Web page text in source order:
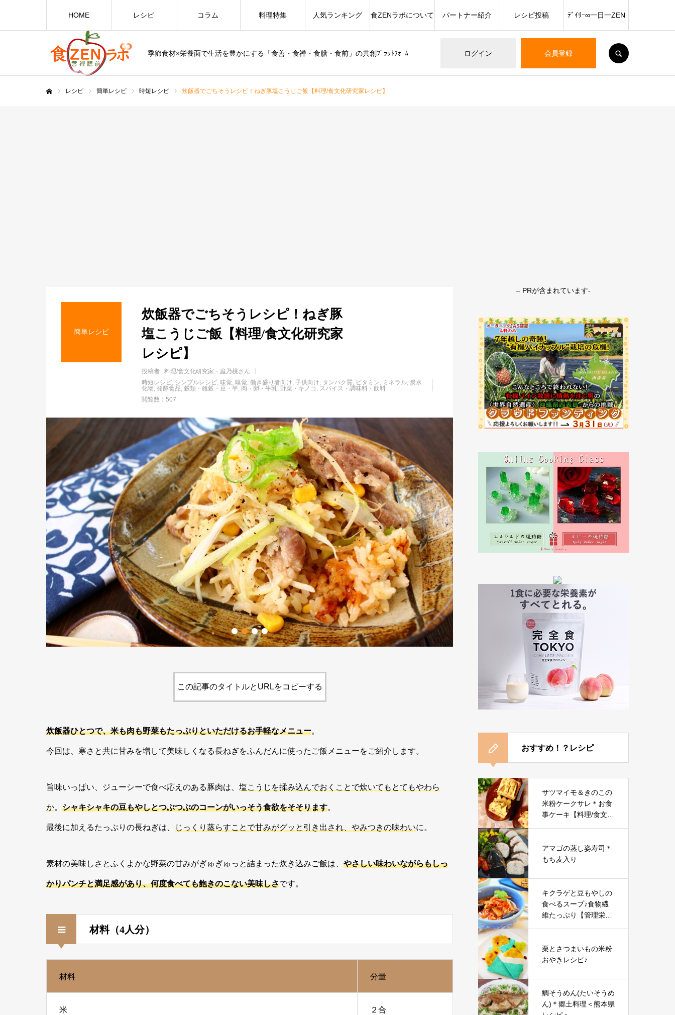
季節食材×栄養面で生活を豊かにする「食善・食禅・食膳・食前」の共創ﾌﾟﾗｯﾄﾌｫｰﾑ ログイン 会員登録
HOME レシピ コラム 料理特集 人気ランキング 食ZENラボについて パートナー紹介 レシピ投稿 ﾃﾞｲﾘｰ∞一日一ZEN
レシピ 簡単レシピ 時短レシピ 炊飯器でごちそうレシピ！ねぎ豚塩こうじご飯【料理/食文化研究家レシピ】
簡単レシピ
炊飯器でごちそうレシピ！ねぎ豚
塩こうじご飯【料理/食文化研究家
レシピ】
投稿者 : 料理/食文化研究家・庭乃桃さん
時短レシピ シンプルレシピ 味覚 嗅覚 働き盛り者向け 子供向け タンパク質 ビタミン ミネラル 炭水
化物 発酵食品 穀類・雑穀・豆・芋 肉・卵・牛乳 野菜・キノコ
スパイス・調味料・飲料
閲覧数：507
この記事のタイトルとURLをコピーする
炊飯器ひとつで、米も肉も野菜もたっぷりといただけるお手軽なメニュー。
今回は、寒さと共に甘みを増して美味しくなる長ねぎをふんだんに使ったご飯メニューをご紹介します。
旨味いっぱい、ジューシーで食べ応えのある豚肉は、 塩こうじを揉み込んでおくことで炊いてもとてもやわら
か。 シャキシャキの豆もやしとつぶつぶのコーンがいっそう食欲をそそります。
最後に加えるたっぷりの長ねぎは、 じっくり蒸らすことで甘みがグッと引き出され、やみつきの味わいに。
素材の美味しさとふくよかな野菜の甘みがぎゅぎゅっと詰まった炊き込みご飯は、 やさしい味わいながらもしっ
かりパンチと満足感があり、何度食べても飽きのこない美味しさです。
材料（4人分）
材料 分量
米 ２合
– PRが含まれています-
おすすめ！？レシピ
サツマイモ＆きのこの
米粉ケークサレ＊お食
事ケーキ【料理/食文化
アマゴの蒸し姿寿司＊
もち麦入り
キクラゲと豆もやしの
食べるスープ♪食物繊
維たっぷり【管理栄養
栗とさつまいもの米粉
おやきレシピ♪
鯛そうめん(たいそうめ
ん)＊郷土料理＜熊本県